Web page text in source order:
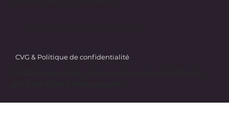
CVG & Politique de confidentialité